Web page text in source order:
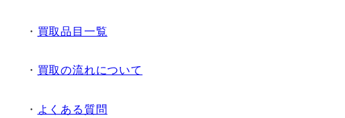
・ 買取品目一覧
・ 買取の流れについて
・ よくある質問